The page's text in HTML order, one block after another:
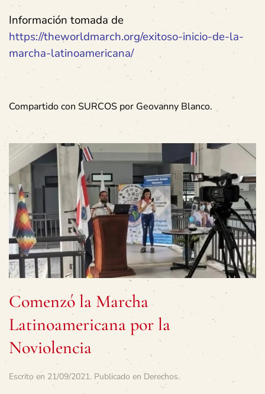
Información tomada de
https://theworldmarch.org/exitoso-inicio-de-la-
marcha-latinoamericana/
Compartido con SURCOS por Geovanny Blanco.
Comenzó la Marcha
Latinoamericana por la
Noviolencia
Escrito en 21/09/2021. Publicado en Derechos.